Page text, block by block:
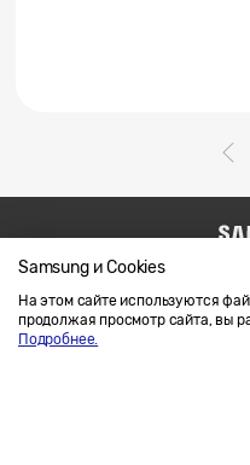
Samsung и Cookies
На этом сайте используются
продолжая просмотр сайта, вы
Подробнее.
Напишите нам
Условия